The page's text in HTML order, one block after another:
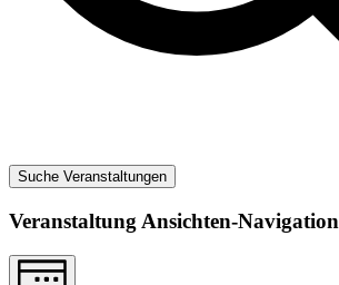
Suche Veranstaltungen
Veranstaltung Ansichten-Navigation